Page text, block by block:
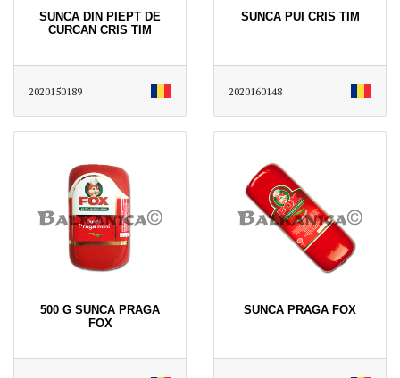
SUNCA DIN PIEPT DE
CURCAN CRIS TIM
2020150189
SUNCA PUI CRIS TIM
2020160148
500 G SUNCA PRAGA
FOX
SUNCA PRAGA FOX